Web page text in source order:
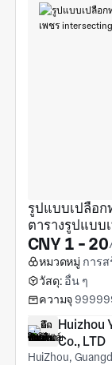
รูปแบบเปลือ
ตารางรูปแบบ
CNY 1 - 20
หมวดหมู่ การส
วัสดุ: อื่น ๆ
ความจุ
Huizhou
Co., LTD
HuiZhou,